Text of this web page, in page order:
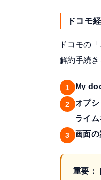
ドコモ
ドコモの
解約手続き
1 My
2
オプ
ライム
3 画面の
重要：